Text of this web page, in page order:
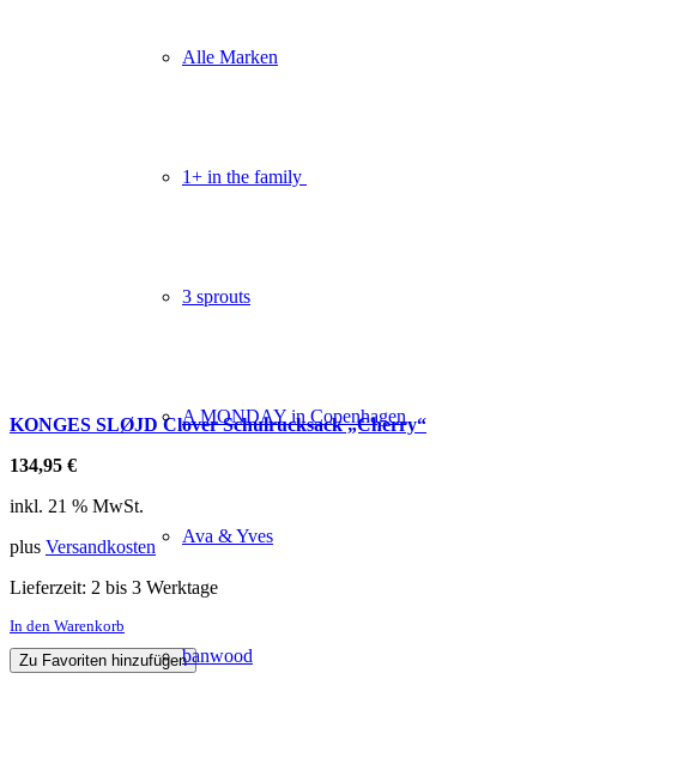
Alle Marken
1+ in the family
3 sprouts
A MONDAY in Copenhagen
Ava & Yves
banwood
KONGES SLØJD Clover Schulrucksack „Cherry“
134,95 €
inkl. 21 % MwSt.
plus Versandkosten
Lieferzeit: 2 bis 3 Werktage
In den Warenkorb
Zu Favoriten hinzufügen